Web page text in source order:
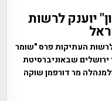
יוענק לרשות
– 24/5/2012 יוענק לרשות העתיקות פרס "שומר
ירושלים שבאוניברסיטת
מר דורפמן שוקה